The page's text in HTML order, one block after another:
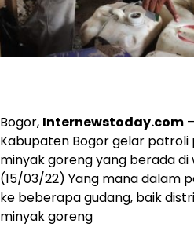
Bogor, Internewstoday.com
Kabupaten Bogor gelar
minyak goreng yang berada di
(15/03/22) Yang mana dalam
ke beberapa gudang, baik
minyak goreng